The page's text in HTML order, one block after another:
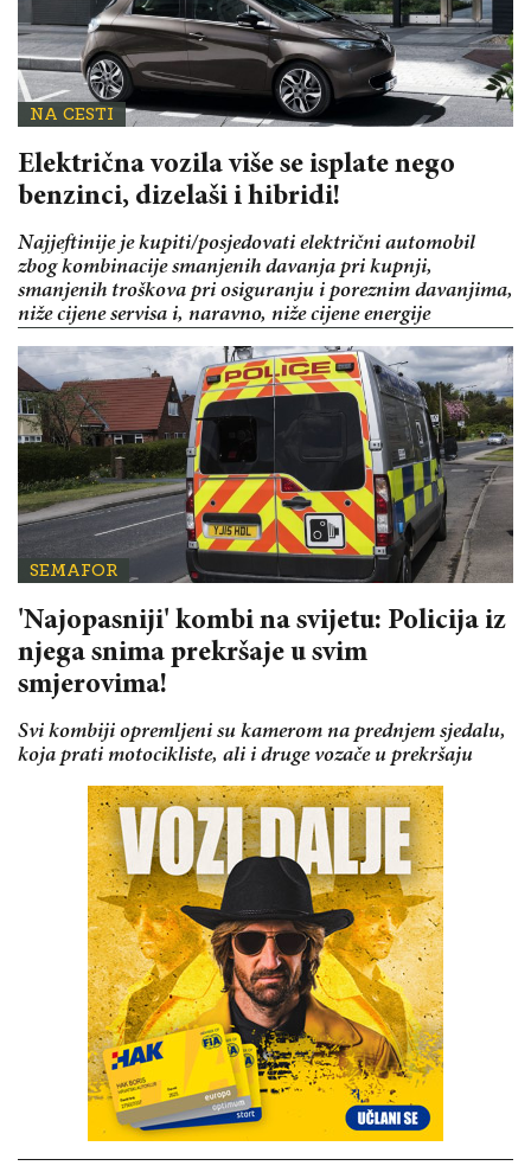
NA CESTI
Električna vozila više se isplate nego
benzinci, dizelaši i hibridi!
Najjeftinije je kupiti/posjedovati električni automobil
zbog kombinacije smanjenih davanja pri kupnji,
smanjenih troškova pri osiguranju i poreznim davanjima,
niže cijene servisa i, naravno, niže cijene energije
SEMAFOR
'Najopasniji' kombi na svijetu: Policija iz
njega snima prekršaje u svim
smjerovima!
Svi kombiji opremljeni su kamerom na prednjem sjedalu,
koja prati motocikliste, ali i druge vozače u prekršaju